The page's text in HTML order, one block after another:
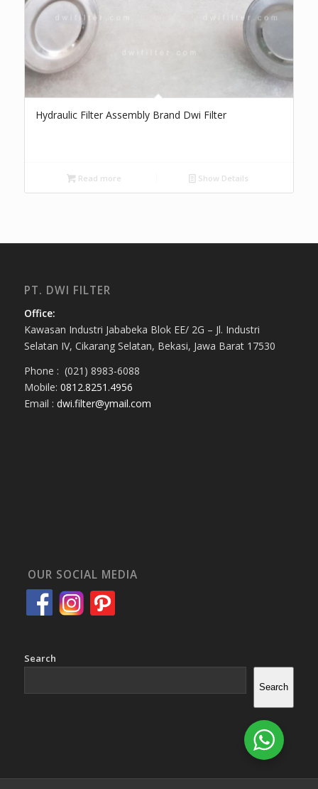
Hydraulic Filter Assembly Brand Dwi Filter
Read more Show Details
PT. DWI FILTER
Office:
Kawasan Industri Jababeka Blok EE/ 2G – Jl. Industri
Selatan IV, Cikarang Selatan, Bekasi, Jawa Barat 17530
Phone : (021) 8983-6088
Mobile: 0812.8251.4956
Email : dwi.filter@ymail.com
OUR SOCIAL MEDIA
Search
Search